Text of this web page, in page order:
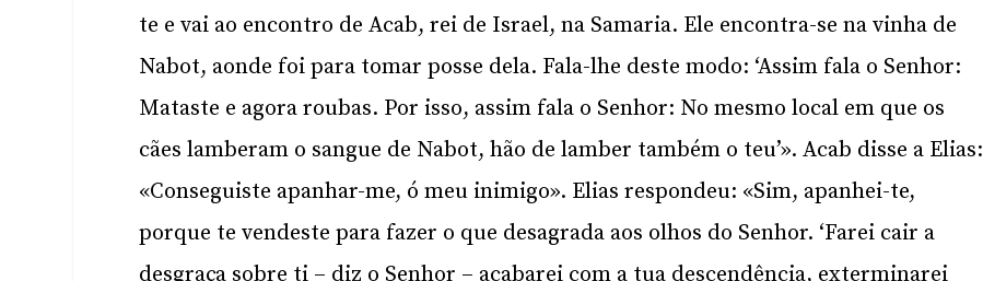
te e vai ao encontro de Acab, rei de Israel, na Samaria. Ele encontra-se na vinha de
Nabot, aonde foi para tomar posse dela. Fala-lhe deste modo: ‘Assim fala o Senhor:
Mataste e agora roubas. Por isso, assim fala o Senhor: No mesmo local em que os
cães lamberam o sangue de Nabot, hão de lamber também o teu’». Acab disse a Elias:
«Conseguiste apanhar-me, ó meu inimigo». Elias respondeu: «Sim, apanhei-te,
porque te vendeste para fazer o que desagrada aos olhos do Senhor. ‘Farei cair a
desgraça sobre ti – diz o Senhor – acabarei com a tua descendência, exterminarei